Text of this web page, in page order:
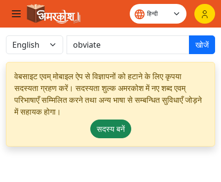
खोजें
वेबसाइट एवम् मोबाइल ऐप से विज्ञापनों को हटाने के लिए कृपया
सदस्यता ग्रहण करें। सदस्यता शुल्क अमरकोश में नए शब्द एवम्
परिभाषाएँ सम्मिलित करने तथा अन्य भाषा से सम्बन्धित सुविधाएँ जोड़ने
में सहायक होगा।
सदस्य बनें